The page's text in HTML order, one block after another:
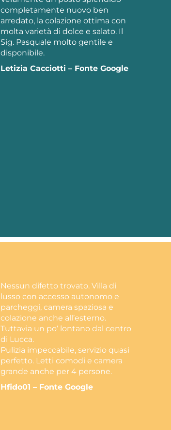
completamente nuovo ben
arredato, la colazione ottima con
molta varietà di dolce e salato. Il
Sig. Pasquale molto gentile e
disponibile.
Letizia Cacciotti – Fonte Google
Nessun difetto trovato. Villa di
lusso con accesso autonomo e
parcheggi, camera spaziosa e
colazione anche all’esterno.
Tuttavia un po‘ lontano dal centro
di Lucca.
Pulizia impeccabile, servizio quasi
perfetto. Letti comodi e camera
grande anche per 4 persone.
Hfido01 – Fonte Google